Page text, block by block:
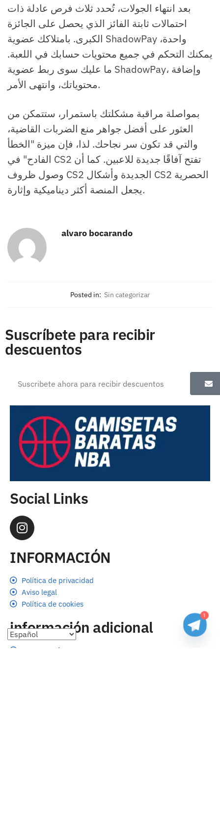
بعد انتهاء الجولات، تُحدد ثلاث فرص عادلة ذات
احتمالات ثابتة الفائز الذي يحصل على الجائزة
الكبرى. بامتلاكك عضوية ShadowPay واحدة،
يمكنك التحكم في جميع محتويات حسابك في اللعبة.
ما عليك سوى ربط عضوية ShadowPay، وإضافة
محتوياتك، وانتهى الأمر.
بمواصلة مراقبة مشكلتك باستمرار، ستتمكن من
العثور على أفضل جواهر منع الضربات القاضية،
والتي قد تكون سر نجاحك. لذا، فإن ميزة "الخطأ
الفادح" في CS2 تفتح آفاقًا جديدة للاعبين. كما أن
وصول ظروف CS2 الجديدة وأشكال CS2 الحصرية
يجعل المنصة أكثر ديناميكية وإثارة.
alvaro bocarando
Posted in: Sin categorizar
Suscríbete para recibir
descuentos
Social Links
INFORMACIÓN
Política de privacidad
Aviso legal
Política de cookies
información adicional
Preguntas frecuentes
1